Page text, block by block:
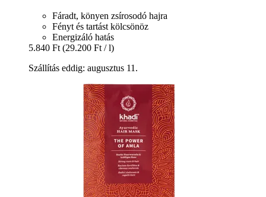
Fáradt, könyen zsírosodó hajra
Fényt és tartást kölcsönöz
Energizáló hatás
5.840 Ft (29.200 Ft / l)
Szállítás eddig: augusztus 11.